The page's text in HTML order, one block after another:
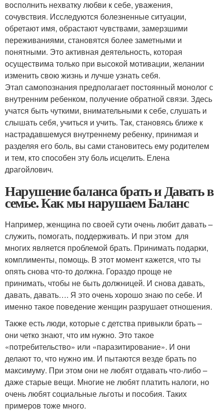
восполнить нехватку любви к себе, уважения,
сочувствия. Исследуются болезненные ситуации,
обретают имя, обрастают чувствами, замерзшими
переживаниями, становятся более заметными и
понятными. Это активная деятельность, которая
осуществима только при высокой мотивации, желании
изменить свою жизнь и лучше узнать себя.
Этап самопознания предполагает постоянный монолог с
внутренним ребенком, получение обратной связи. Здесь
учатся быть чуткими, внимательными к себе, слушать и
слышать себя, учиться и учить. Так, становясь ближе к
настрадавшемуся внутреннему ребенку, принимая и
разделяя его боль, вы сами становитесь ему родителем
и тем, кто способен эту боль исцелить. Елена
драгойлович.
Нарушение баланса брать и Давать в
семье. Как мы нарушаем Баланс
Например, женщина по своей сути очень любит давать –
служить, помогать, поддерживать. И при этом для
многих является проблемой брать. Принимать подарки,
комплименты, помощь. В этот момент кажется, что ты
опять снова что-то должна. Гораздо проще не
принимать, чтобы не быть должницей. И снова давать,
давать, давать…. Я это очень хорошо знаю по себе. И
именно такое поведение женщин разрушает отношения.
Также есть люди, которые с детства привыкли брать –
они четко знают, что им нужно. Это такое
«потребительство» или «паразитирование». И они
делают то, что нужно им. И пытаются везде брать по
максимуму. При этом они не любят отдавать что-либо –
даже старые вещи. Многие не любят платить налоги, но
очень любят социальные льготы и пособия. Таких
примеров тоже много.